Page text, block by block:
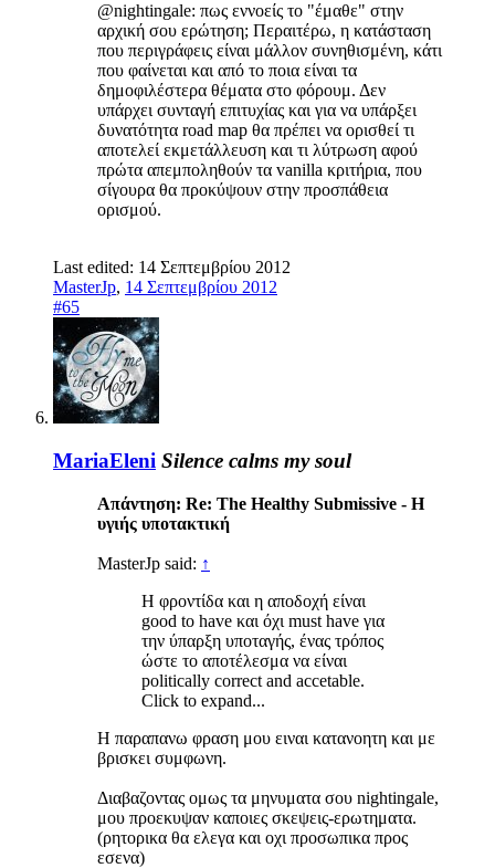
@nightingale: πως εννοείς το "έμαθε" στην
αρχική σου ερώτηση; Περαιτέρω, η κατάσταση
που περιγράφεις είναι μάλλον συνηθισμένη, κάτι
που φαίνεται και από το ποια είναι τα
δημοφιλέστερα θέματα στο φόρουμ. Δεν
υπάρχει συνταγή επιτυχίας και για να υπάρξει
δυνατότητα road map θα πρέπει να ορισθεί τι
αποτελεί εκμετάλλευση και τι λύτρωση αφού
πρώτα απεμποληθούν τα vanilla κριτήρια, που
σίγουρα θα προκύψουν στην προσπάθεια
ορισμού.
Last edited: 14 Σεπτεμβρίου 2012
MasterJp, 14 Σεπτεμβρίου 2012
#65
MariaEleni Silence calms my soul
Απάντηση: Re: The Healthy Submissive - Η
υγιής υποτακτική
MasterJp said: ↑
Η φροντίδα και η αποδοχή είναι
good to have και όχι must have για
την ύπαρξη υποταγής, ένας τρόπος
ώστε το αποτέλεσμα να είναι
politically correct and accetable.
Click to expand...
Η παραπανω φραση μου ειναι κατανοητη και με
βρισκει συμφωνη.
Διαβαζοντας ομως τα μηνυματα σου nightingale,
μου προεκυψαν καποιες σκεψεις-ερωτηματα.
(ρητορικα θα ελεγα και οχι προσωπικα προς
εσενα)